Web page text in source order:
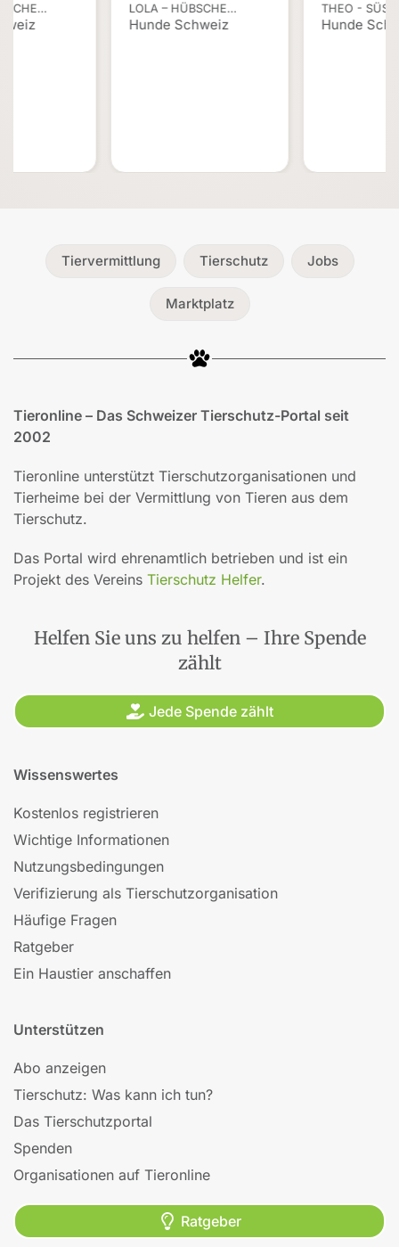
LOLA – HÜBSCHE…
Hunde Schweiz
THEO -
Hunde
Tiervermittlung Tierschutz Jobs
Marktplatz
Tieronline – Das Schweizer Tierschutz-Portal seit
2002
Tieronline unterstützt Tierschutzorganisationen und
Tierheime bei der Vermittlung von Tieren aus dem
Tierschutz.
Das Portal wird ehrenamtlich betrieben und ist ein
Projekt des Vereins Tierschutz Helfer.
Helfen Sie uns zu helfen – Ihre Spende
zählt
Jede Spende zählt
Wissenswertes
Kostenlos registrieren
Wichtige Informationen
Nutzungsbedingungen
Verifizierung als Tierschutzorganisation
Häufige Fragen
Ratgeber
Ein Haustier anschaffen
Unterstützen
Abo anzeigen
Tierschutz: Was kann ich tun?
Das Tierschutzportal
Spenden
Organisationen auf Tieronline
Ratgeber